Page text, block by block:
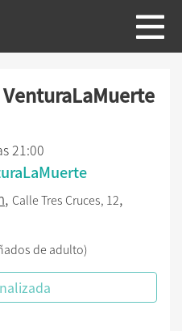
21:00
, Calle Tres Cruces, 12,
de adulto)